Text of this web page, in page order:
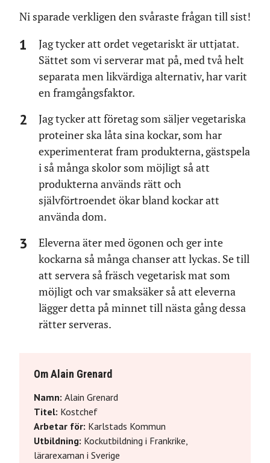
Ni sparade verkligen den svåraste frågan till sist!
Jag tycker att ordet vegetariskt är uttjatat.
Sättet som vi serverar mat på, med två helt
separata men likvärdiga alternativ, har varit
en framgångsfaktor.
Jag tycker att företag som säljer vegetariska
proteiner ska låta sina kockar, som har
experimenterat fram produkterna, gästspela
i så många skolor som möjligt så att
produkterna används rätt och
självförtroendet ökar bland kockar att
använda dom.
Eleverna äter med ögonen och ger inte
kockarna så många chanser att lyckas. Se till
att servera så fräsch vegetarisk mat som
möjligt och var smaksäker så att eleverna
lägger detta på minnet till nästa gång dessa
rätter serveras.
Om Alain Grenard
Namn: Alain Grenard
Titel: Kostchef
Arbetar för: Karlstads Kommun
Utbildning: Kockutbildning i Frankrike,
lärarexaman i Sverige